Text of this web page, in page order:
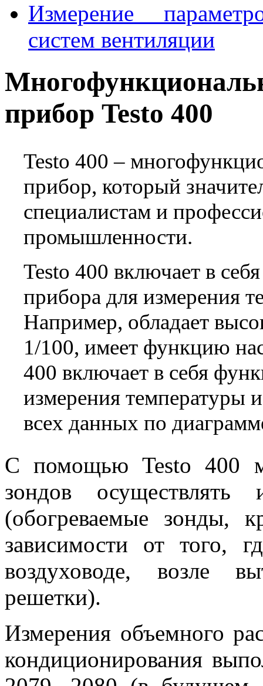
Измерение
систем вентиляции
прибор Testo 400
Testo 400 –
прибор, который
специалистам и
промышленности.
Testo 400 включает в
прибора для измерения
Например, обладает
1/100, имеет функцию
400 включает в себя
измерения температуры
всех данных по
С помощью Testo 400
зондов осуществлять
(обогреваемые зонды,
зависимости от того,
воздуховоде, возле
решетки).
Измерения объемного
кондиционирования